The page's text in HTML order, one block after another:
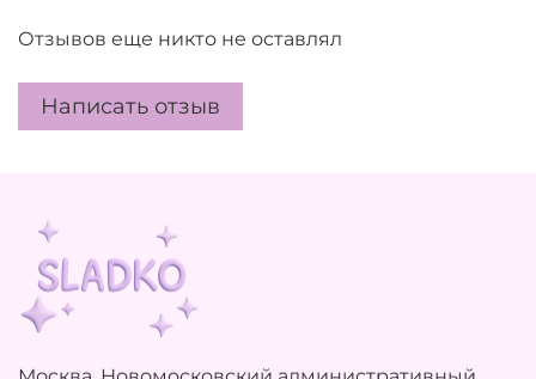
Отзывов еще никто не оставлял
Написать отзыв